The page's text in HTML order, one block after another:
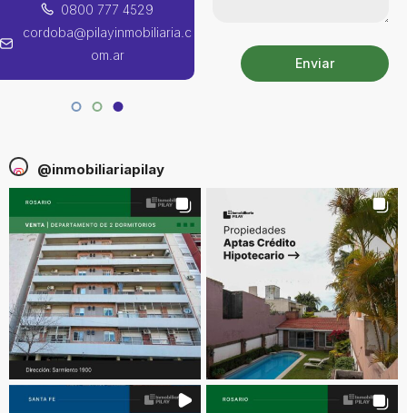
0800 777 4529
cordoba@pilayinmobiliaria.c
om.ar
m.ar
Enviar
@inmobiliariapilay